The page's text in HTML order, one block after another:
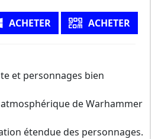
ACHETER ACHETER
et personnages bien
de Warhammer
étendue des personnages.